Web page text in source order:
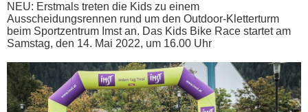
NEU: Erstmals treten die Kids zu einem
Ausscheidungsrennen rund um den Outdoor-Kletterturm
beim Sportzentrum Imst an. Das Kids Bike Race startet am
Samstag, den 14. Mai 2022, um 16.00 Uhr